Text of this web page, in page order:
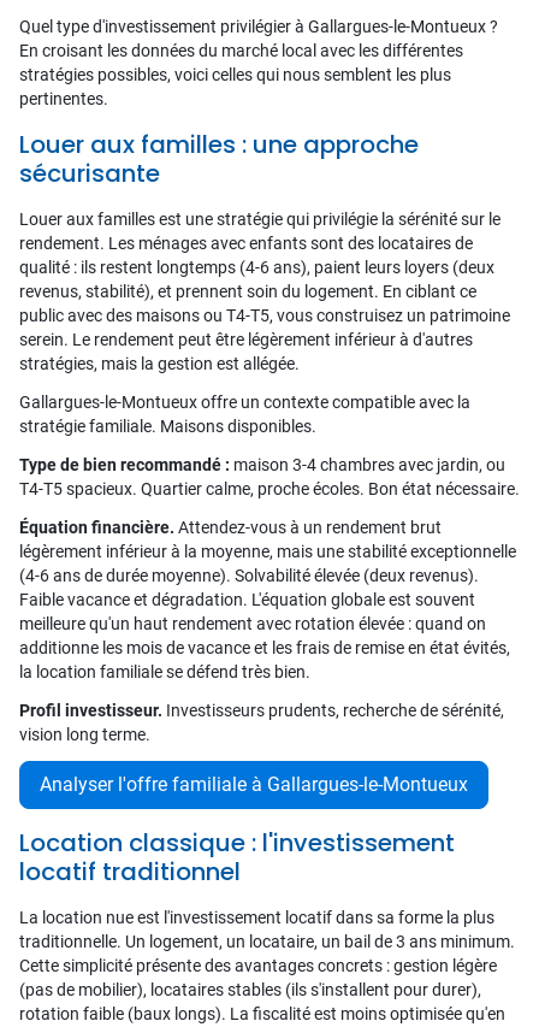
Quel type d'investissement privilégier à Gallargues-le-Montueux ?
En croisant les données du marché local avec les différentes
stratégies possibles, voici celles qui nous semblent les plus
pertinentes.
Louer aux familles : une approche
sécurisante
Louer aux familles est une stratégie qui privilégie la sérénité sur le
rendement. Les ménages avec enfants sont des locataires de
qualité : ils restent longtemps (4-6 ans), paient leurs loyers (deux
revenus, stabilité), et prennent soin du logement. En ciblant ce
public avec des maisons ou T4-T5, vous construisez un patrimoine
serein. Le rendement peut être légèrement inférieur à d'autres
stratégies, mais la gestion est allégée.
Gallargues-le-Montueux offre un contexte compatible avec la
stratégie familiale. Maisons disponibles.
Type de bien recommandé : maison 3-4 chambres avec jardin, ou
T4-T5 spacieux. Quartier calme, proche écoles. Bon état nécessaire.
Équation financière. Attendez-vous à un rendement brut
légèrement inférieur à la moyenne, mais une stabilité exceptionnelle
(4-6 ans de durée moyenne). Solvabilité élevée (deux revenus).
Faible vacance et dégradation. L'équation globale est souvent
meilleure qu'un haut rendement avec rotation élevée : quand on
additionne les mois de vacance et les frais de remise en état évités,
la location familiale se défend très bien.
Profil investisseur. Investisseurs prudents, recherche de sérénité,
vision long terme.
Analyser l'offre familiale à Gallargues-le-Montueux
Location classique : l'investissement
locatif traditionnel
La location nue est l'investissement locatif dans sa forme la plus
traditionnelle. Un logement, un locataire, un bail de 3 ans minimum.
Cette simplicité présente des avantages concrets : gestion légère
(pas de mobilier), locataires stables (ils s'installent pour durer),
rotation faible (baux longs). La fiscalité est moins optimisée qu'en